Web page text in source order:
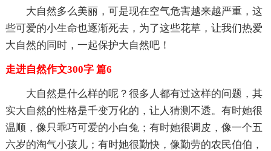
大自然多么美丽，可是现在空气危害越来越严重，这
些可爱的小生命也逐渐死去，为了这些花草，让我们热爱
大自然的同时，一起保护大自然吧！
走进自然作文300字 篇6
大自然是什么样的呢？很多人都有过这样的问题，其
实大自然的性格是千变万化的，让人猜测不透。有时她很
温顺，像只乖巧可爱的小白兔；有时她很调皮，像一个五
六岁的淘气小孩儿；有时她很勤快，像勤劳的农民伯伯，